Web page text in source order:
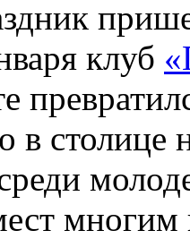
клуб
в
многим